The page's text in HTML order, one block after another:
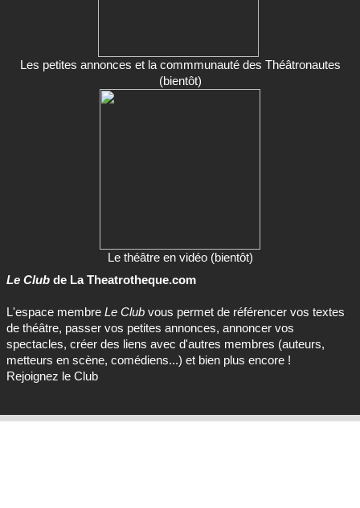
Les petites annonces et la commmunauté des Théâtronautes
(bientôt)
Le théâtre en vidéo (bientôt)
Le Club de La Theatrotheque.com
L'espace membre Le Club vous permet de référencer vos textes
de théâtre, passer vos petites annonces, annoncer vos
spectacles, créer des liens avec d'autres membres (auteurs,
metteurs en scène, comédiens...) et bien plus encore !
Rejoignez le Club